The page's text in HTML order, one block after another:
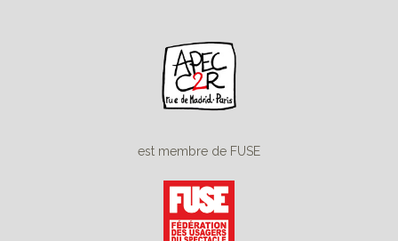
est membre de FUSE